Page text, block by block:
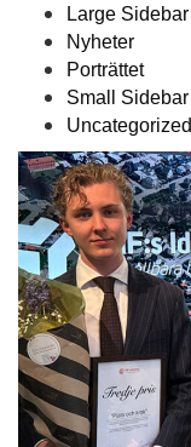
Large Sidebar
Nyheter
Porträttet
Small Sidebar
Uncategorized